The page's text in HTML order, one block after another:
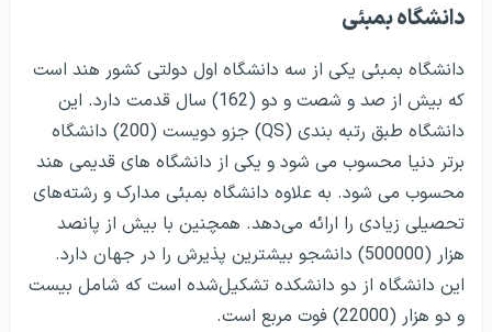
دانشگاه بمبئی
دانشگاه بمبئی یکی از سه دانشگاه اول دولتی کشور هند است
که بیش از صد و شصت و دو (162) سال قدمت دارد. این
دانشگاه طبق رتبه بندی (QS) جزو دویست (200) دانشگاه
برتر دنیا محسوب می شود و یکی از دانشگاه های قدیمی هند
محسوب می شود. به علاوه دانشگاه بمبئی مدارک و رشته‌های
تحصیلی زیادی را ارائه می‌دهد. همچنین با بیش از پانصد
هزار (500000) دانشجو بیشترین پذیرش را در جهان دارد.
این دانشگاه از دو دانشکده تشکیل‌شده است که شامل بیست
و دو هزار (22000) فوت مربع است.